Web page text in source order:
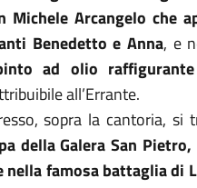
Michele Arcangelo che
Benedetto e Anna, e
ad olio
all’Errante.
sopra la cantoria, si
della Galera San
famosa battaglia di